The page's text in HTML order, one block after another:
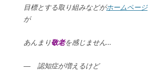
目標とする取り組みなどがホームページ
が
あんまり敬老を感じません…
― 認知症が増えるけど